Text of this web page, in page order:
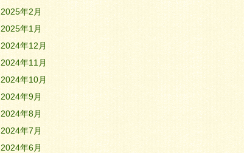
2025年2月
2025年1月
2024年12月
2024年11月
2024年10月
2024年9月
2024年8月
2024年7月
2024年6月